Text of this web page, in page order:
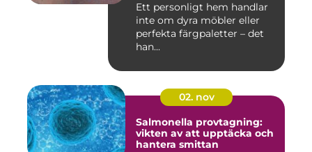
Ett personligt hem handlar
inte om dyra möbler eller
perfekta färgpaletter – det
han...
02. nov
Salmonella provtagning:
vikten av att upptäcka och
hantera smittan